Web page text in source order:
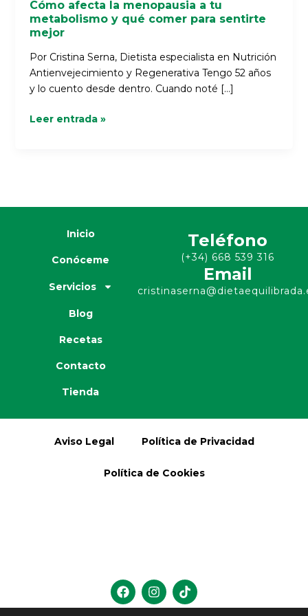
Cómo afecta la menopausia a tu
metabolismo y qué comer para sentirte
mejor
Por Cristina Serna, Dietista especialista en Nutrición
Antienvejecimiento y Regenerativa Tengo 52 años
y lo cuento desde dentro. Cuando noté […]
Leer entrada »
Inicio
Conóceme
Servicios
Blog
Recetas
Contacto
Tienda
Teléfono
(+34) 668 539 316
Email
Aviso Legal Política de Privacidad
Política de Cookies
F
a
c
I
n
s
T
i
k